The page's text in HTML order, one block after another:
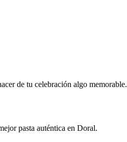
de tu celebración algo memorable.
pasta auténtica en Doral.